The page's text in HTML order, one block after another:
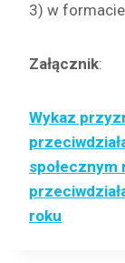
3) w formacie
Załącznik:
Wykaz
społecznym
roku